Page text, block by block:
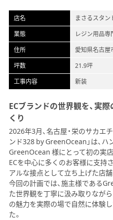
店名
まさるスタン
業態
レジン用品専
住所
愛知県名古屋
坪数
21.9坪
工事内容
新装
ECブランドの世界観を、実
くり
2026年3月、名古屋・栄のサカエ
ンド328 by GreenOcean」は、
GreenOcean 様にとって初の実店
ECを中心に多くのお客様に支持
アルな接点として立ち上げた店
今回の計画では、施主様である
た世界観を丁寧に汲み取りなが
の魅力を実際の場で自然に体験
た。